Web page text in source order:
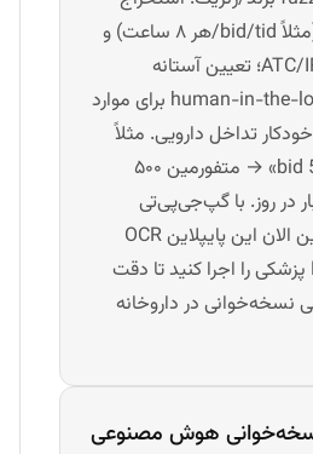
دوز/فرکانس (مثلاً bid/tid/هر ۸ ساعت) و
نگاشت به ATC/IRC؛ تعیین آستانه
اطمینان و human-in-the-loop برای موارد
تداخل دارویی. مثلاً
«گلوکوفاژ 500 bid» → متفورمین ۵۰۰
در روز. با گپ‌جی‌پی‌تی
می‌توانید همین الان این پایپلاین OCR
فارسی + NLP پزشکی را اجرا کنید تا دقت
در داروخانه
نسخه‌خوانی هوش مصنوعی